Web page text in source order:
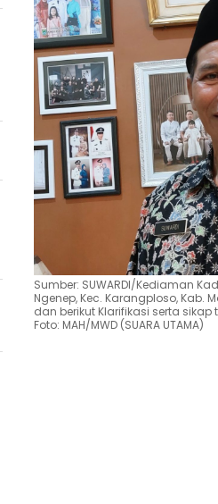
Sumber: SUWARDI/Kediaman
Ngenep, Kec. Karangploso, Kab.
dan berikut Klarifikasi serta
Foto: MAH/MWD (SUARA UTAMA)